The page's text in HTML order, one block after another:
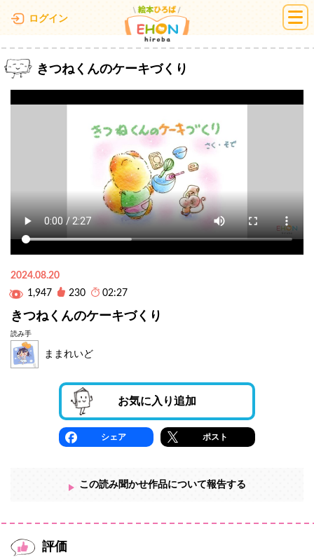
ログイン 絵本ひろば
きつねくんのケーキづくり
2024.08.20
1,947
230 02:27
きつねくんのケーキづくり
読み手
ままれいど
お気に入り追加
シェア ポスト
この読み聞かせ作品について報告する
評価